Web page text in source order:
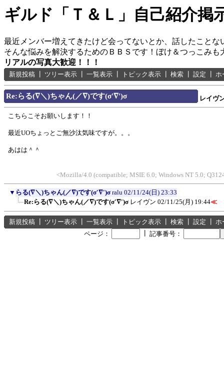
ギルド「Ｔ＆Ｌ」自己紹介掲
最近メンバー増えてきたけど会ってないとか、話したことな
そんな悩みを解決するためのＢＢＳです！ぼけ＆つっこみも
リアルの写真大歓迎！！！
新規投稿 ツリー表示 一覧表示 トピック表示 検索 設定 ホ
Re:らる(∇＼)ちゃん(／∇)です(σ'∇')σ レイヴ
こちらこそお願いします！！
最近UOちょっとご無沙汰気味ですが。。。
あはは＾＾
<Mozilla/4.0 (compatible; MSIE 6.0; Windows NT 5.0;
▼ らる(∇＼)ちゃん(／∇)です(σ'∇')σ ralu 02/11/24(日) 23:33
Re:らる(∇＼)ちゃん(／∇)です(σ'∇')σ レイヴン 02/11/25(月) 19:44≪
新規投稿 ツリー表示 一覧表示 トピック表示 検索 設定
ホ
ページ：
記事番号：